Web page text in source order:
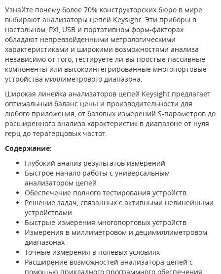
Узнайте почему более 70% конструкторских бюро в мире
выбирают анализаторы цепей Keysight. Эти приборы в
настольном, PXI, USB и портативном форм-факторах
обладают непревзойденными метрологическими
характеристиками и широкими возможностями анализа
независимо от того, тестируете ли вы простые пассивные
компоненты или высокоинтегрированные многопортовые
устройства миллиметрового диапазона.
Широкая линейка анализаторов цепей Keysight предлагает
оптимальный баланс цены и производительности для
любого приложения, от базовых измерений S-параметров до
расширенного анализа характеристик в диапазоне от нуля
герц до терагерцовых частот.
Содержание:
Глубокий анализ результатов измерений
Быстрое начало работы с универсальным
анализатором цепей
Обеспечение полного тестирования устройств
Решение задач, связанных с активными нелинейными
устройствами
Быстрые измерения многопортовых устройств
Измерения в миллиметровом и децимиллиметровом
диапазонах
Точные измерения в полевых условиях
Расширение возможностей анализатора цепей с
помощью прикладного программного обеспечения